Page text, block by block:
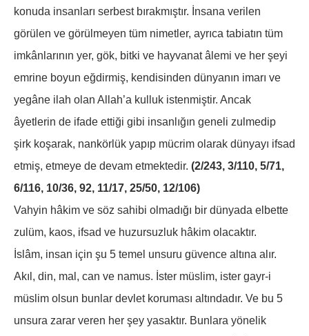
konuda insanları serbest bırakmıştır. İnsana verilen
görülen ve görülmeyen tüm nimetler, ayrıca tabiatın tüm
imkânlarının yer, gök, bitki ve hayvanat âlemi ve her şeyi
emrine boyun eğdirmiş, kendisinden dünyanın imarı ve
yegâne ilah olan Allah’a kulluk istenmiştir. Ancak
âyetlerin de ifade ettiği gibi insanlığın geneli zulmedip
şirk koşarak, nankörlük yapıp mücrim olarak dünyayı ifsad
etmiş, etmeye de devam etmektedir. (2/243, 3/110, 5/71,
6/116, 10/36, 92, 11/17, 25/50, 12/106)
Vahyin hâkim ve söz sahibi olmadığı bir dünyada elbette
zulüm, kaos, ifsad ve huzursuzluk hâkim olacaktır.
İslâm, insan için şu 5 temel unsuru güvence altına alır.
Akıl, din, mal, can ve namus. İster müslim, ister gayr-i
müslim olsun bunlar devlet koruması altındadır. Ve bu 5
unsura zarar veren her şey yasaktır. Bunlara yönelik